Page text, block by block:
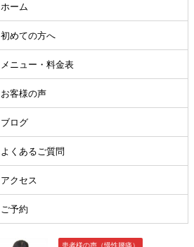
ホーム
初めての方へ
メニュー・料金表
お客様の声
ブログ
よくあるご質問
アクセス
ご予約
患者様の声（慢性腰痛）